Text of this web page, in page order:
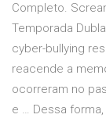
Completo.
Temporada
cyber-bullying
reacende a
ocorreram no
e … Dessa